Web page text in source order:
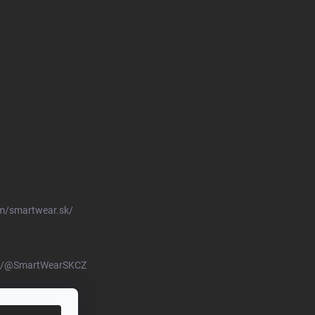
smartwear.sk/